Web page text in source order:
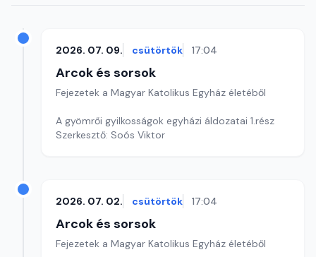
2026. 07. 09. csütörtök 17:04
Arcok és sorsok
Fejezetek a Magyar Katolikus Egyház életéből
A gyömrői gyilkosságok egyházi áldozatai 1.rész
Szerkesztő: Soós Viktor
2026. 07. 02. csütörtök 17:04
Arcok és sorsok
Fejezetek a Magyar Katolikus Egyház életéből